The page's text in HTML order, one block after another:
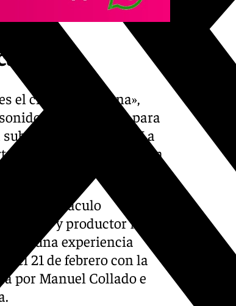
el ciclo «En Escena»,
e iluminación para
la apuesta de La
en la programación
el espectáculo
el DJ y productor Miguel
una experiencia
el 21 de febrero con la
por Manuel Collado e